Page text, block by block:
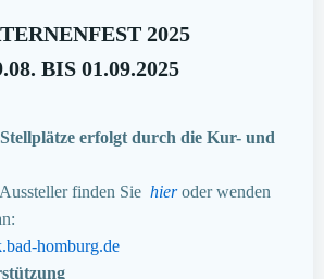
2025
BIS 01.09.2025
erfolgt durch die Kur- und
finden Sie hieroder wenden
homburg.de